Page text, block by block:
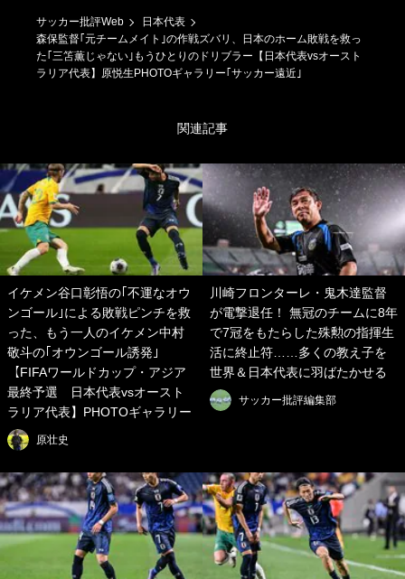
サッカー批評Web
日本代表
森保監督｢元チームメイト｣の作戦ズバリ、日本のホーム敗戦を救っ
た｢三笘薫じゃない｣もうひとりのドリブラー【日本代表vsオースト
ラリア代表】原悦生PHOTOギャラリー｢サッカー遠近｣
関連記事
イケメン谷口彰悟の｢不運なオウ
ンゴール｣による敗戦ピンチを救
った、もう一人のイケメン中村
敬斗の｢オウンゴール誘発｣
【FIFAワールドカップ・アジア
最終予選 日本代表vsオースト
ラリア代表】PHOTOギャラリー
原壮史
川崎フロンターレ・鬼木達監督
が電撃退任！ 無冠のチームに8年
で7冠をもたらした殊勲の指揮生
活に終止符……多くの教え子を
世界＆日本代表に羽ばたかせる
サッカー批評編集部